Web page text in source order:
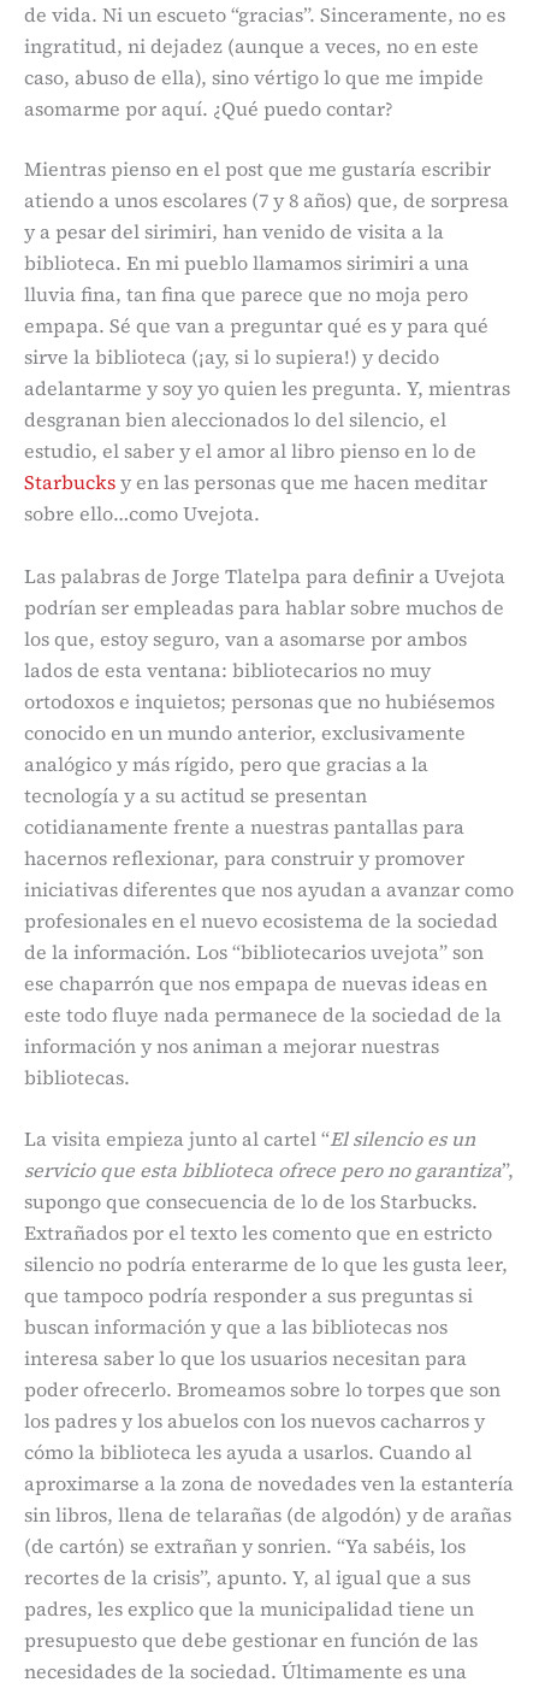
de vida. Ni un escueto “gracias”. Sinceramente, no es
ingratitud, ni dejadez (aunque a veces, no en este
caso, abuso de ella), sino vértigo lo que me impide
asomarme por aquí. ¿Qué puedo contar?
Mientras pienso en el post que me gustaría escribir
atiendo a unos escolares (7 y 8 años) que, de sorpresa
y a pesar del sirimiri, han venido de visita a la
biblioteca. En mi pueblo llamamos sirimiri a una
lluvia fina, tan fina que parece que no moja pero
empapa. Sé que van a preguntar qué es y para qué
sirve la biblioteca (¡ay, si lo supiera!) y decido
adelantarme y soy yo quien les pregunta. Y, mientras
desgranan bien aleccionados lo del silencio, el
estudio, el saber y el amor al libro pienso en lo de
Starbucksy en las personas que me hacen meditar
sobre ello…como Uvejota.
Las palabras de Jorge Tlatelpa para definir a Uvejota
podrían ser empleadas para hablar sobre muchos de
los que, estoy seguro, van a asomarse por ambos
lados de esta ventana: bibliotecarios no muy
ortodoxos e inquietos; personas que no hubiésemos
conocido en un mundo anterior, exclusivamente
analógico y más rígido, pero que gracias a la
tecnología y a su actitud se presentan
cotidianamente frente a nuestras pantallas para
hacernos reflexionar, para construir y promover
iniciativas diferentes que nos ayudan a avanzar como
profesionales en el nuevo ecosistema de la sociedad
de la información. Los “bibliotecarios uvejota” son
ese chaparrón que nos empapa de nuevas ideas en
este todo fluye nada permanece de la sociedad de la
información y nos animan a mejorar nuestras
bibliotecas.
La visita empieza junto al cartel “El silencio es un
servicio que esta biblioteca ofrece pero no garantiza”,
supongo que consecuencia de lo de los Starbucks.
Extrañados por el texto les comento que en estricto
silencio no podría enterarme de lo que les gusta leer,
que tampoco podría responder a sus preguntas si
buscan información y que a las bibliotecas nos
interesa saber lo que los usuarios necesitan para
poder ofrecerlo. Bromeamos sobre lo torpes que son
los padres y los abuelos con los nuevos cacharros y
cómo la biblioteca les ayuda a usarlos. Cuando al
aproximarse a la zona de novedades ven la estantería
sin libros, llena de telarañas (de algodón) y de arañas
(de cartón) se extrañan y sonrien. “Ya sabéis, los
recortes de la crisis”, apunto. Y, al igual que a sus
padres, les explico que la municipalidad tiene un
presupuesto que debe gestionar en función de las
necesidades de la sociedad. Últimamente es una